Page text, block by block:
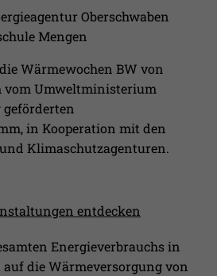
Oberschwaben
Mengen
Wärmewochen BW von
vom Umweltministerium
in Kooperation mit den
Klimaschutzagenturen.
entdecken
Energieverbrauchs in
die Wärmeversorgung von